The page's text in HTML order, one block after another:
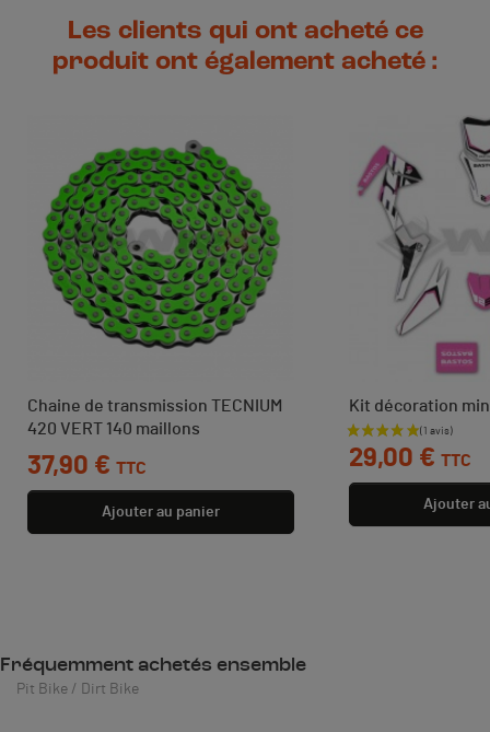
Les clients qui ont acheté ce
produit ont également acheté :
Chaine de transmission TECNIUM
420 VERT 140 maillons
Prix
37,90 € TTC
Ajouter au panier
Kit décoration mini
Prix
29,00 € TTC
Ajouter
Fréquemment achetés ensemble
Pit Bike / Dirt Bike